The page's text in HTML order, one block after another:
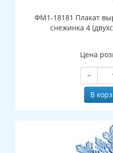
ФМ1-18181 Плакат
снежинка 4
Цена
−
В